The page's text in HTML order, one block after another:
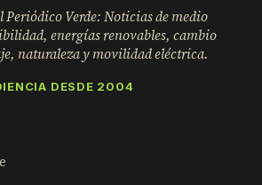
Periódico Verde: Noticias de medio
energías renovables, cambio
naturaleza y movilidad eléctrica.
DESDE 2004